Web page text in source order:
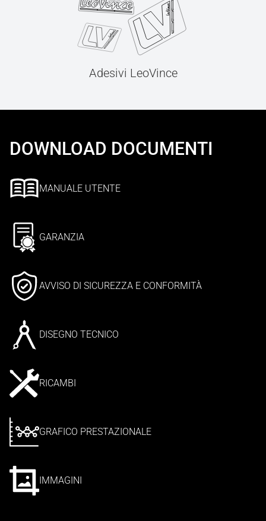
Adesivi LeoVince
DOWNLOAD DOCUMENTI
MANUALE UTENTE
GARANZIA
AVVISO DI SICUREZZA E CONFORMITÀ
DISEGNO TECNICO
RICAMBI
GRAFICO PRESTAZIONALE
IMMAGINI